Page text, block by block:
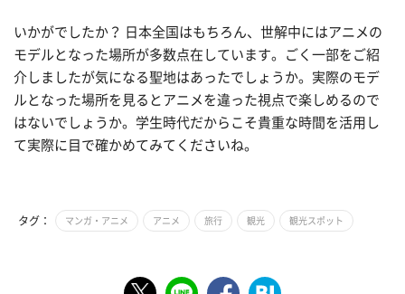
いかがでしたか？ 日本全国はもちろん、世解中にはアニメの
モデルとなった場所が多数点在しています。ごく一部をご紹
介しましたが気になる聖地はあったでしょうか。実際のモデ
ルとなった場所を見るとアニメを違った視点で楽しめるので
はないでしょうか。学生時代だからこそ貴重な時間を活用し
て実際に目で確かめてみてくださいね。
タグ： マンガ・アニメ アニメ 旅行 観光 観光スポット